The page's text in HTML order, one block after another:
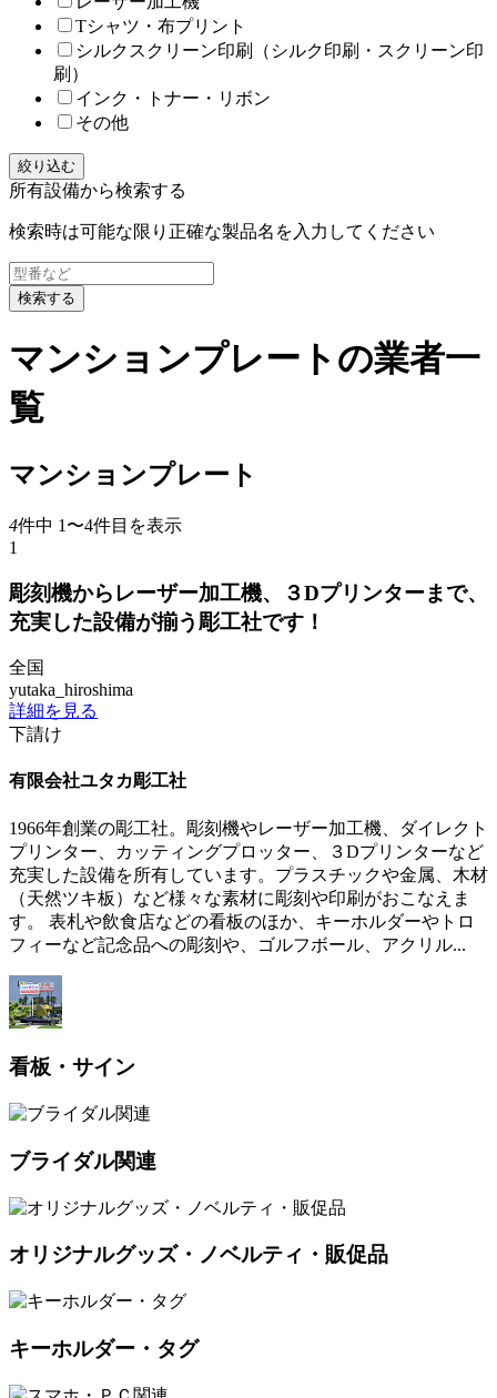
Tシャツ・布プリント
シルクスクリーン印刷（シルク印刷・スクリーン印
刷）
インク・トナー・リボン
その他
絞り込む
所有設備から検索する
検索時は可能な限り正確な製品名を入力してください
検索する
マンションプレートの業者一
覧
マンションプレート
4件中 1〜4件目を表示
1
彫刻機からレーザー加工機、３Dプリンターまで、
充実した設備が揃う彫工社です！
全国
yutaka_hiroshima
詳細を見る
下請け
有限会社ユタカ彫工社
1966年創業の彫工社。彫刻機やレーザー加工機、ダイレクト
プリンター、カッティングプロッター、３Dプリンターなど
充実した設備を所有しています。プラスチックや金属、木材
（天然ツキ板）など様々な素材に彫刻や印刷がおこなえま
す。 表札や飲食店などの看板のほか、キーホルダーやトロ
フィーなど記念品への彫刻や、ゴルフボール、アクリル...
看板・サイン
ブライダル関連
オリジナルグッズ・ノベルティ・販促品
キーホルダー・タグ